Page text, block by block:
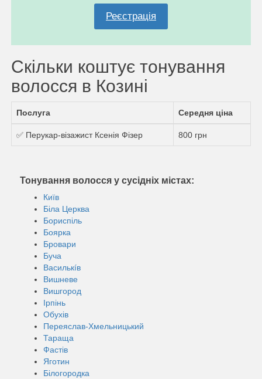
Реєстрація
Скільки коштує тонування
волосся в Козині
Послуга Середня ціна
✅ Перукар-візажист Ксенія Фізер 800 грн
Тонування волосся у сусідніх містах:
Київ
Біла Церква
Бориспіль
Боярка
Бровари
Буча
Василькíв
Вишневе
Вишгород
Ірпінь
Обухів
Переяслав-Хмельницький
Тараща
Фастів
Яготин
Білогородка